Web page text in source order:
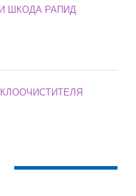
ШКОДА РАПИД